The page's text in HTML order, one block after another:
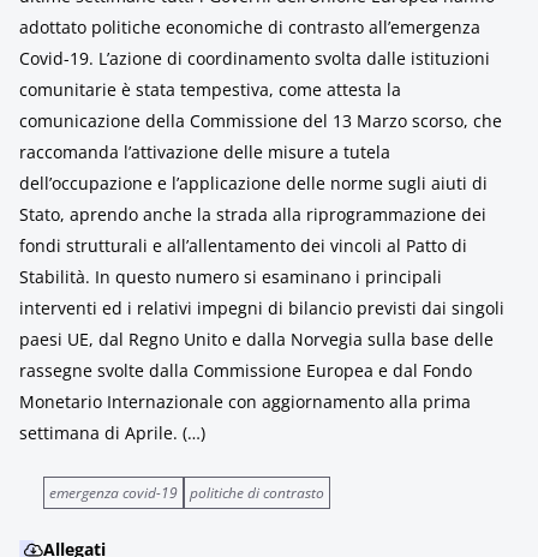
adottato politiche economiche di contrasto all’emergenza
Covid-19. L’azione di coordinamento svolta dalle istituzioni
comunitarie è stata tempestiva, come attesta la
comunicazione della Commissione del 13 Marzo scorso, che
raccomanda l’attivazione delle misure a tutela
dell’occupazione e l’applicazione delle norme sugli aiuti di
Stato, aprendo anche la strada alla riprogrammazione dei
fondi strutturali e all’allentamento dei vincoli al Patto di
Stabilità. In questo numero si esaminano i principali
interventi ed i relativi impegni di bilancio previsti dai singoli
paesi UE, dal Regno Unito e dalla Norvegia sulla base delle
rassegne svolte dalla Commissione Europea e dal Fondo
Monetario Internazionale con aggiornamento alla prima
settimana di Aprile. (…)
emergenza covid-19 politiche di contrasto
Allegati